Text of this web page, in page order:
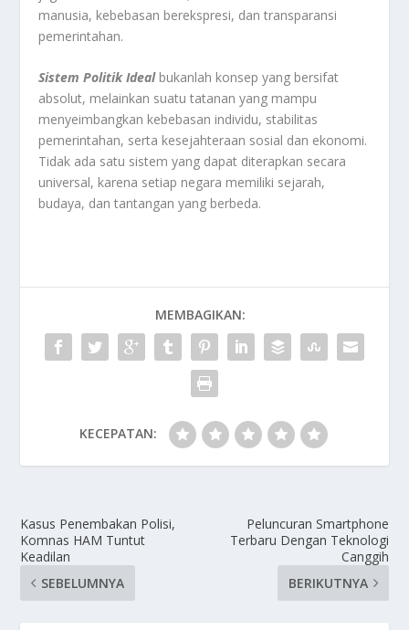
manusia, kebebasan berekspresi, dan transparansi
pemerintahan.
Sistem Politik Idealbukanlah konsep yang bersifat
absolut, melainkan suatu tatanan yang mampu
menyeimbangkan kebebasan individu, stabilitas
pemerintahan, serta kesejahteraan sosial dan ekonomi.
Tidak ada satu sistem yang dapat diterapkan secara
universal, karena setiap negara memiliki sejarah,
budaya, dan tantangan yang berbeda.
MEMBAGIKAN:
KECEPATAN:
Kasus Penembakan Polisi,
Komnas HAM Tuntut
Keadilan
SEBELUMNYA
Peluncuran Smartphone
Terbaru Dengan Teknologi
Canggih
BERIKUTNYA